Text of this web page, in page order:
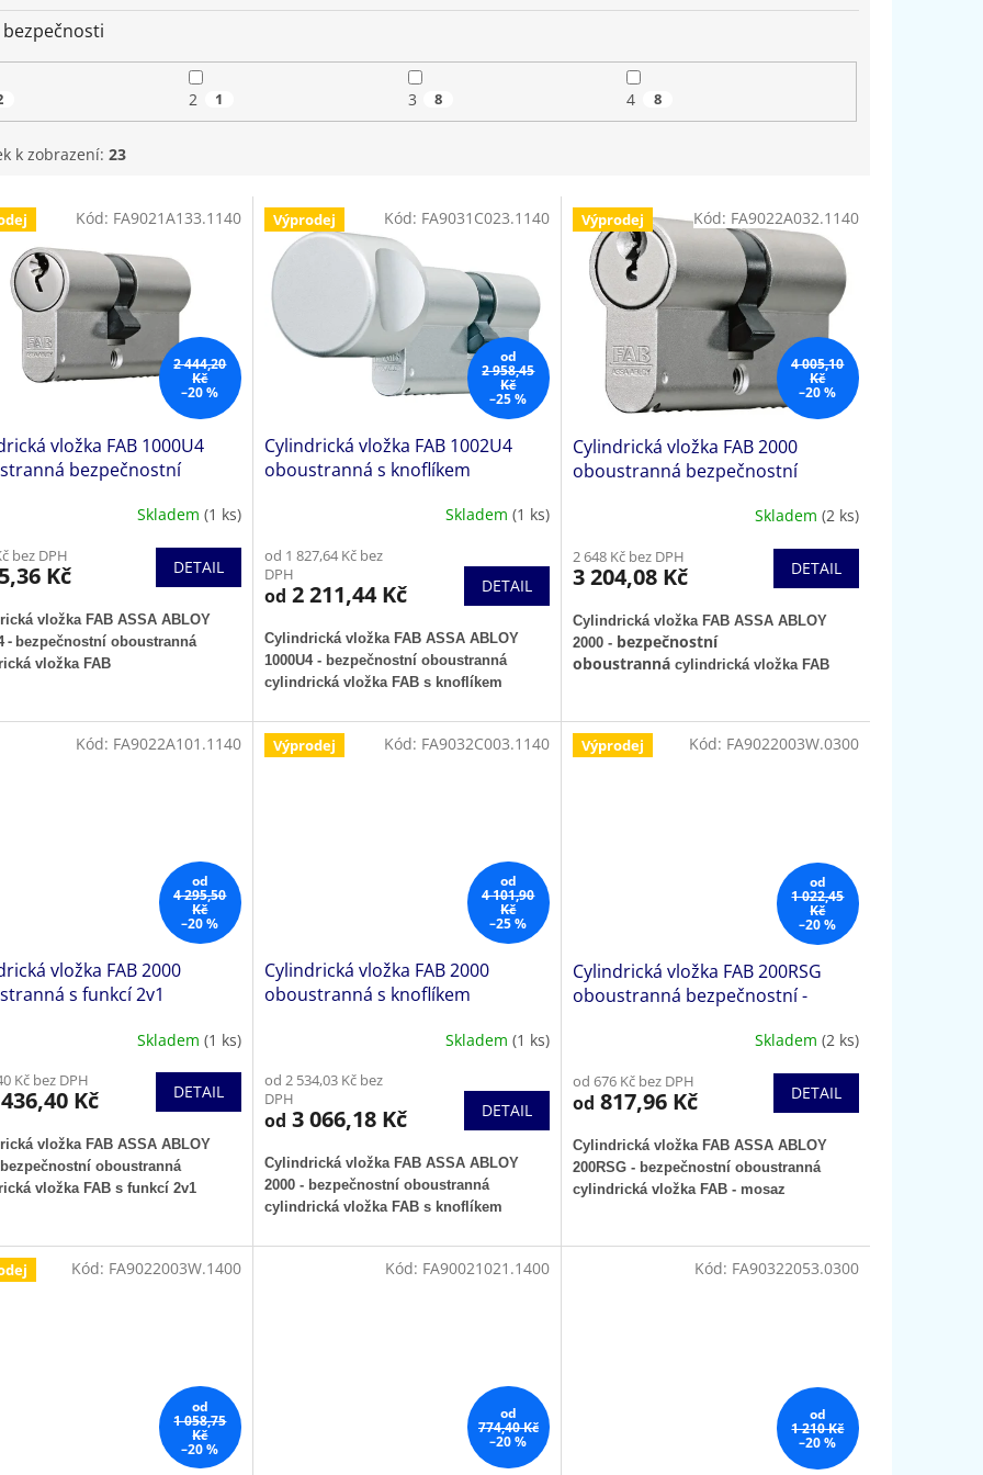
2 1 3 8 4 8
k zobrazení: 23
2 444,20
Kč
–20 %
vložka FAB 1000U4
bezpečnostní
Skladem (1 ks)
bez DPH
Kč DETAIL
vložka FAB ASSA ABLOY
- bezpečnostní oboustranná
vložka FAB
Kód: FA9021A133.1140 Výprodej
od
2 958,45
Kč
–25 %
Cylindrická vložka FAB 1002U4
oboustranná s knoflíkem
Skladem (1 ks)
od 1 827,64 Kč bez
DPH
od 2 211,44 Kč DETAIL
Cylindrická vložka FAB ASSA ABLOY
1000U4 - bezpečnostní oboustranná
cylindrická vložka FAB s knoflíkem
Kód: FA9031C023.1140 Výprodej
4 005,10
Kč
–20 %
Cylindrická vložka FAB 2000
oboustranná bezpečnostní
Skladem (2 ks)
2 648 Kč bez DPH
3 204,08 Kč DETAIL
Cylindrická vložka FAB ASSA ABLOY
2000 - bezpečnostní
oboustranná cylindrická vložka FAB
Kód: FA9022A032.1140
od
4 295,50
Kč
–20 %
vložka FAB 2000
s funkcí 2v1
Skladem (1 ks)
Kč bez DPH
Kč DETAIL
vložka FAB ASSA ABLOY
oboustranná
vložka FAB s funkcí 2v1
Kód: FA9022A101.1140 Výprodej
od
4 101,90
Kč
–25 %
Cylindrická vložka FAB 2000
oboustranná s knoflíkem
Skladem (1 ks)
od 2 534,03 Kč bez
DPH
od 3 066,18 Kč DETAIL
Cylindrická vložka FAB ASSA ABLOY
2000 - bezpečnostní oboustranná
cylindrická vložka FAB s knoflíkem
Kód: FA9032C003.1140 Výprodej
od
1 022,45
Kč
–20 %
Cylindrická vložka FAB 200RSG
oboustranná bezpečnostní -
Skladem (2 ks)
od 676 Kč bez DPH
od 817,96 Kč DETAIL
Cylindrická vložka FAB ASSA ABLOY
200RSG - bezpečnostní oboustranná
cylindrická vložka FAB - mosaz
Kód: FA9022003W.0300
od
1 058,75
Kč
–20 %
Kód: FA9022003W.1400
od
774,40 Kč
–20 %
Kód: FA90021021.1400
od
1 210 Kč
–20 %
Kód: FA90322053.0300